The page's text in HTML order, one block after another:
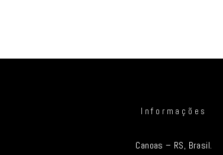
Informações
Canoas – RS, Brasil.